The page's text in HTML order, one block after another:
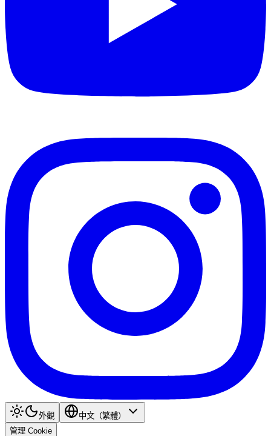
外觀
中文（繁體）
管理 Cookie